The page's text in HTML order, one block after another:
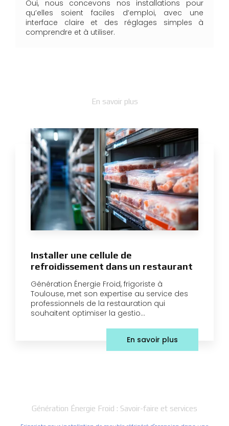
Oui, nous concevons nos installations pour
qu’elles soient faciles d’emploi, avec une
interface claire et des réglages simples à
comprendre et à utiliser.
En savoir plus
Installer une cellule de
refroidissement dans un restaurant
Génération Énergie Froid, frigoriste à
Toulouse, met son expertise au service des
professionnels de la restauration qui
souhaitent optimiser la gestio...
En savoir plus
Génération Énergie Froid : Savoir-faire et services